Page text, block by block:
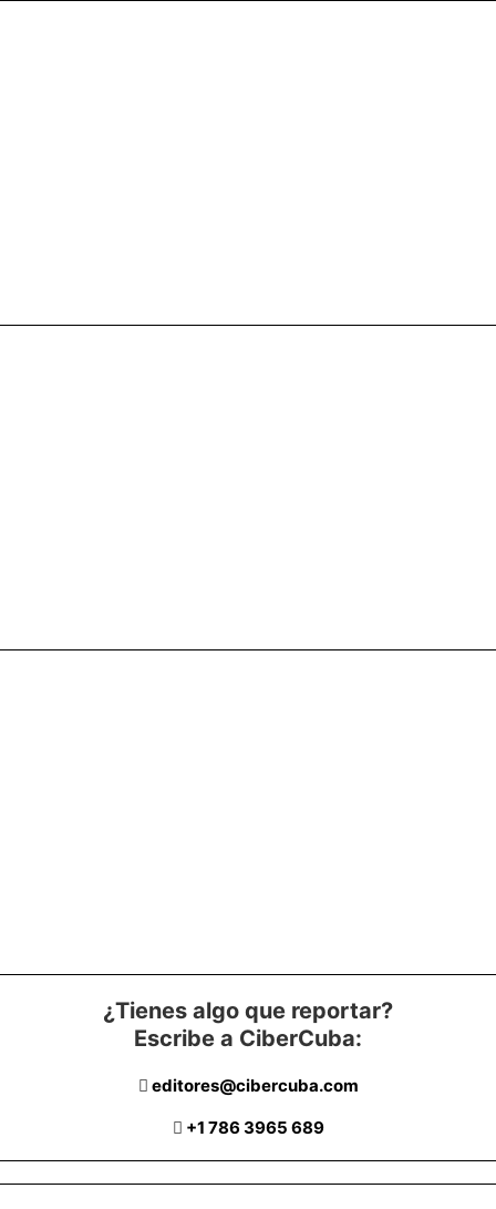
¿Tienes algo que reportar?
Escribe a CiberCuba:
editores@cibercuba.com
+1 786 3965 689